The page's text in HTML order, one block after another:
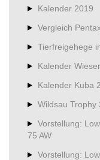
Kalender 2019
Vergleich
Tierfreigehege
Kalender
Kalender Kuba
Wildsau Trophy
Vorstellung:
75 AW
Vorstellung: